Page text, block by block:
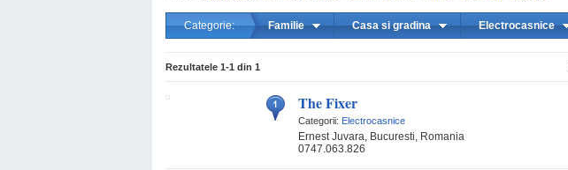
Categorie: Familie Casa si gradina Electrocasnice
Rezultatele 1-1 din 1
The Fixer
Categorii: Electrocasnice
Ernest Juvara, Bucuresti, Romania
0747.063.826